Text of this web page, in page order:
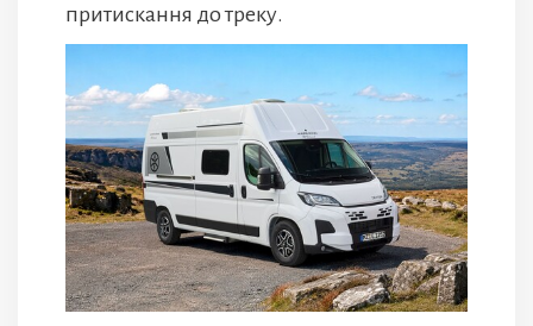
притискання до треку.